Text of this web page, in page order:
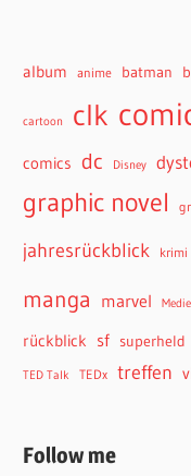
album anime batman
cartoon clk
comics dc Disney
graphic novel
jahresrückblick krimi
manga marvel
rückblick sf superheld
TED Talk TEDx treffen
Follow me